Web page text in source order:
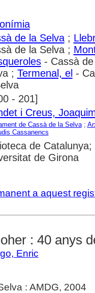
de la Selva;
de la Selva ;
- Cassà
; Termenal, el -
- 201]
i Creus,
de Cassà de la Selva;
Cassanencs
de
de Girona
a aquest
: 40 anys
Enric
: AMDG, 2004